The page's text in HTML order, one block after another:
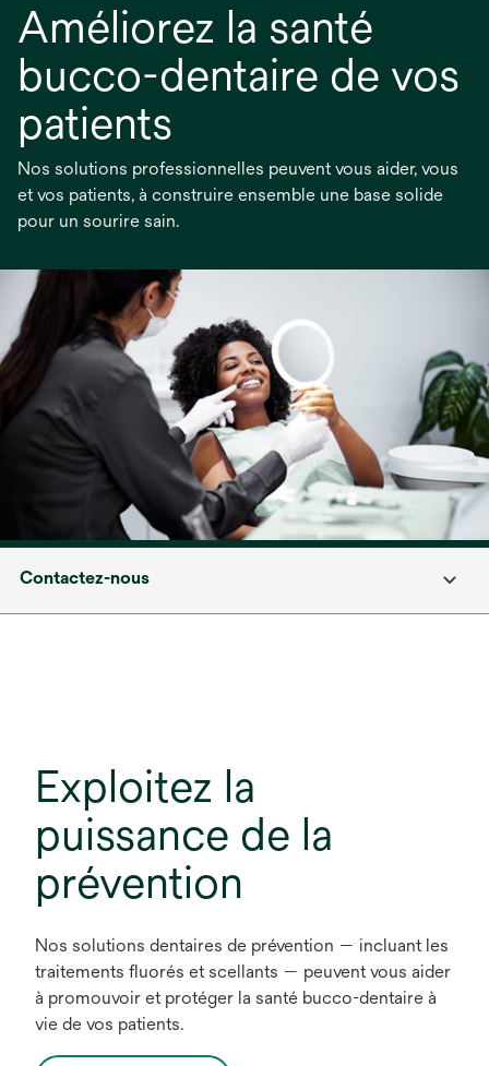
Améliorez la santé
bucco-dentaire de vos
patients
Nos solutions professionnelles peuvent vous aider, vous
et vos patients, à construire ensemble une base solide
pour un sourire sain.
Contactez-nous
Exploitez la
puissance de la
prévention
Nos solutions dentaires de prévention — incluant les
traitements fluorés et scellants — peuvent vous aider
à promouvoir et protéger la santé bucco-dentaire à
vie de vos patients.